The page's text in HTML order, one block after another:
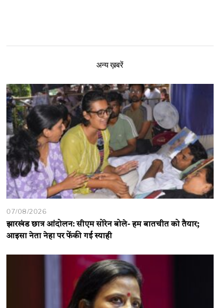
अन्य ख़बरें
07/08/2026
झारखंड छात्र आंदोलन: सीएम सोरेन बोले- हम बातचीत को तैयार;
आइसा नेता नेहा पर फेंकी गई स्याही